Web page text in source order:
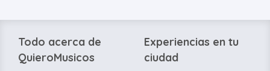
Todo acerca de
QuieroMusicos
Experiencias en tu
ciudad